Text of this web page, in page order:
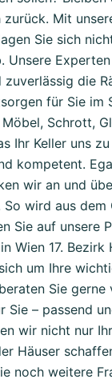
zurück. Mit
Sie sich
Unsere
zuverlässig die
für Sie im
Schrott,
Ihr Keller uns
kompetent.
wir an und
So wird aus
Sie auf unsere
Wien 17. Bezirk
um Ihre
Sie
Sie – passend
wir nicht nur
Häuser
noch weitere